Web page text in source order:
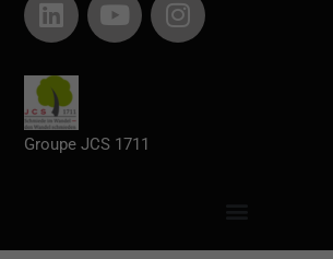
Groupe JCS 1711